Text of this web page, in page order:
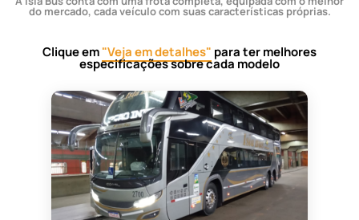
do mercado, cada veículo com suas características próprias.
Clique em"Veja em detalhes" para ter melhores
especificações sobre cada modelo